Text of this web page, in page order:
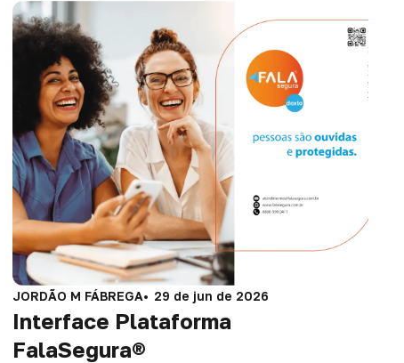
JORDÃO M FÁBREGA 29 de jun de 2026
Interface Plataforma
FalaSegura®